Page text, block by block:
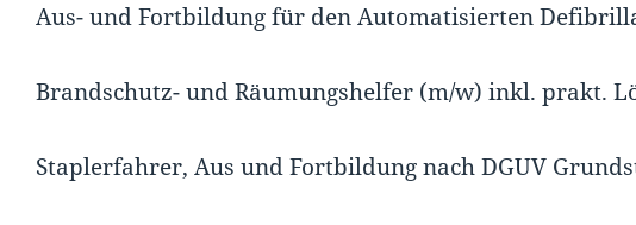
Aus- und Fortbildung für den Automatisierten
Brandschutz- und Räumungshelfer (m/w) inkl. prakt.
Staplerfahrer, Aus und Fortbildung nach DGUV